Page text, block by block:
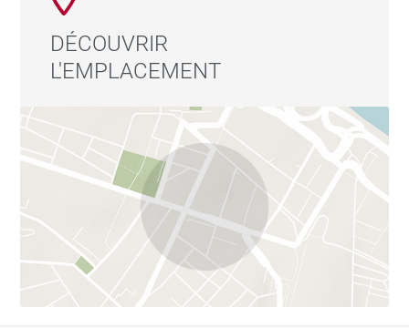
DÉCOUVRIR
L'EMPLACEMENT